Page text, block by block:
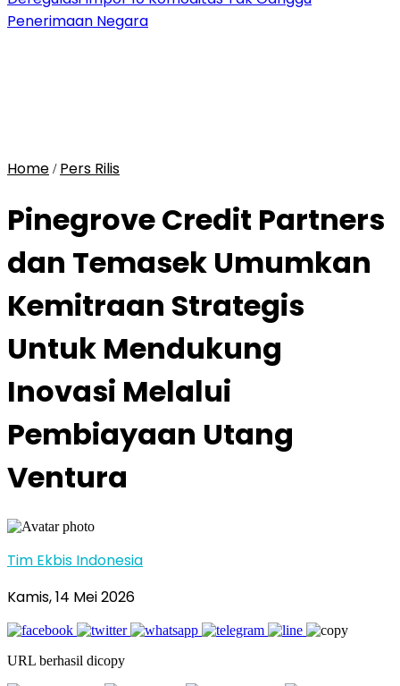
Penerimaan Negara
Home / Pers Rilis
Pinegrove Credit Partners
dan Temasek Umumkan
Kemitraan Strategis
Untuk Mendukung
Inovasi Melalui
Pembiayaan Utang
Ventura
Tim Ekbis Indonesia
Kamis, 14 Mei 2026
URL berhasil dicopy